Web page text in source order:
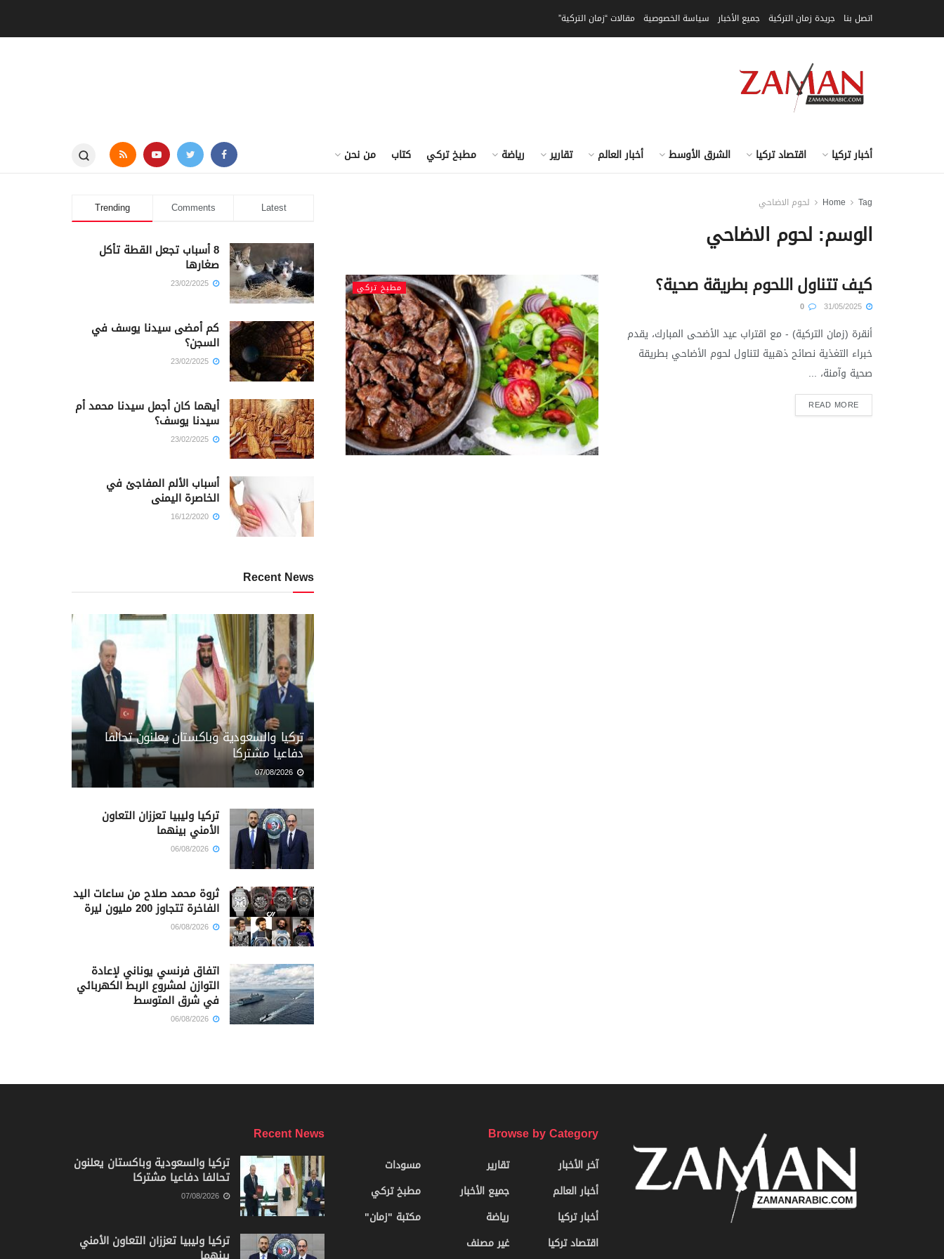
اتصل بنا جريدة زمان التركية جميع الأخبار سياسة الخصوصية مقالات “زمان التركية”
أخبار تركيا اقتصاد تركيا الشرق الأوسط أخبار العالم تقارير رياضة مطبخ تركي كتاب من نحن
Home Tag لحوم الاضاحي
الوسم: لحوم الاضاحي
مطبخ تركي كيف تتناول اللحوم بطريقة صحية؟
أنقرة (زمان التركية) - مع اقتراب عيد الأضحى المبارك، يقدم
خبراء التغذية نصائح ذهبية لتناول لحوم الأضاحي بطريقة
صحية وآمنة، ...
READ MORE
Trending Comments Latest
8 أسباب تجعل القطة تأكل
صغارها
كم أمضى سيدنا يوسف في
السجن؟
أيهما كان أجمل سيدنا محمد أم
سيدنا يوسف؟
أسباب الألم المفاجئ في
الخاصرة اليمنى
Recent News
تركيا والسعودية وباكستان يعلنون تحالفا
دفاعيا مشتركا
تركيا وليبيا تعززان التعاون
الأمني بينهما
ثروة محمد صلاح من ساعات اليد
الفاخرة تتجاوز 200 مليون ليرة
اتفاق فرنسي يوناني لإعادة
التوازن لمشروع الربط الكهربائي
في شرق المتوسط
Browse by Category
آخر الأخبار
أخبار العالم
أخبار تركيا
اقتصاد تركيا
تقارير
جميع الأخبار
رياضة
غير مصنف
مسودات
مطبخ تركي
مكتبة "زمان"
Recent News
تركيا والسعودية وباكستان يعلنون
تحالفا دفاعيا مشتركا
تركيا وليبيا تعززان التعاون الأمني